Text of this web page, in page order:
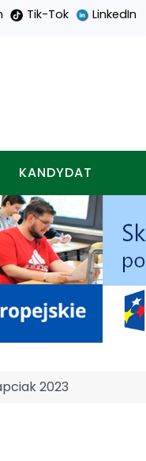
Tik-Tok LinkedIn
KANDYDAT
2023